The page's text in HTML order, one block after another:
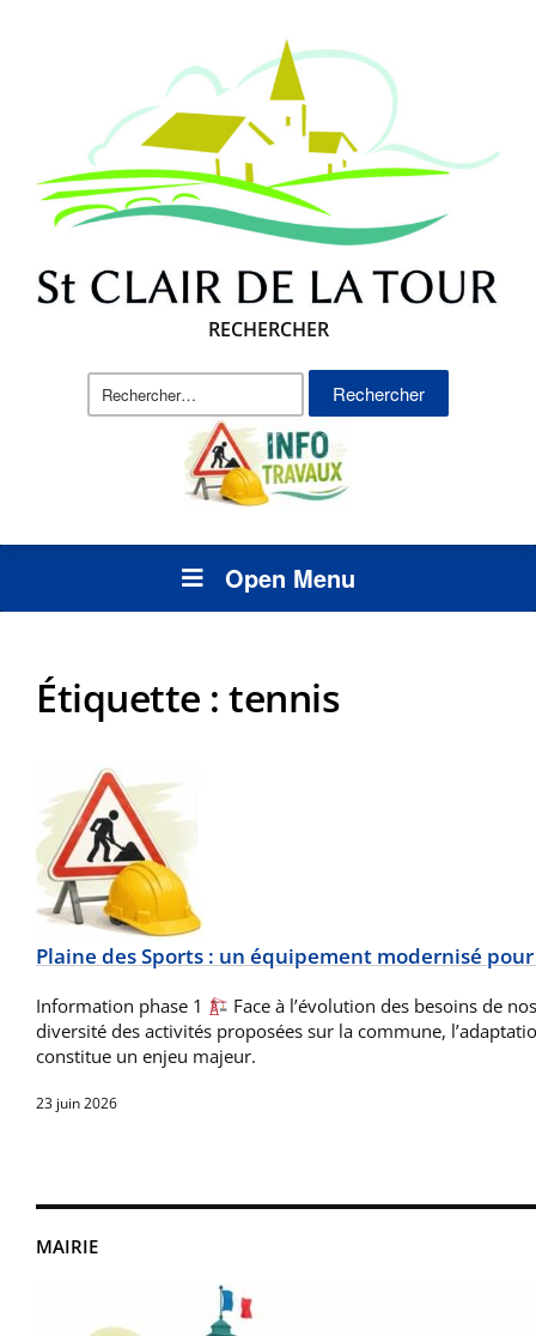
RECHERCHER
Rechercher :
Open Menu
MAIRIE
Étiquette : tennis
Plaine des Sports : un équipement modernisé
Information phase 1
Face à l’évolution des besoins de
diversité des activités proposées sur la commune,
constitue un enjeu majeur.
23 juin 2026